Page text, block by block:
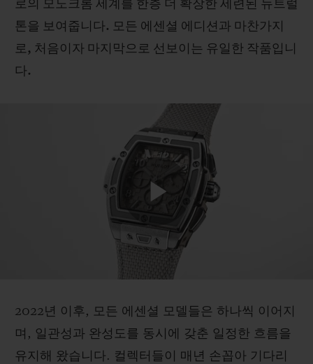
로의 모노크롬 세계를 한층 더 확장한 세련된 뉴트럴
톤을 보여줍니다. 모든 에센셜 에디션과 마찬가지
로, 처음이자 마지막으로 선보이는 유일한 작품입니
다.
2022년 이후, 모든 에센셜 모델들은 하나씩 이어지
며, 일관성과 완성도를 동시에 갖춘 일정한 흐름을
유지해 왔습니다. 컬렉터들이 매년 손꼽아 기다리
연락처
부티크 검색